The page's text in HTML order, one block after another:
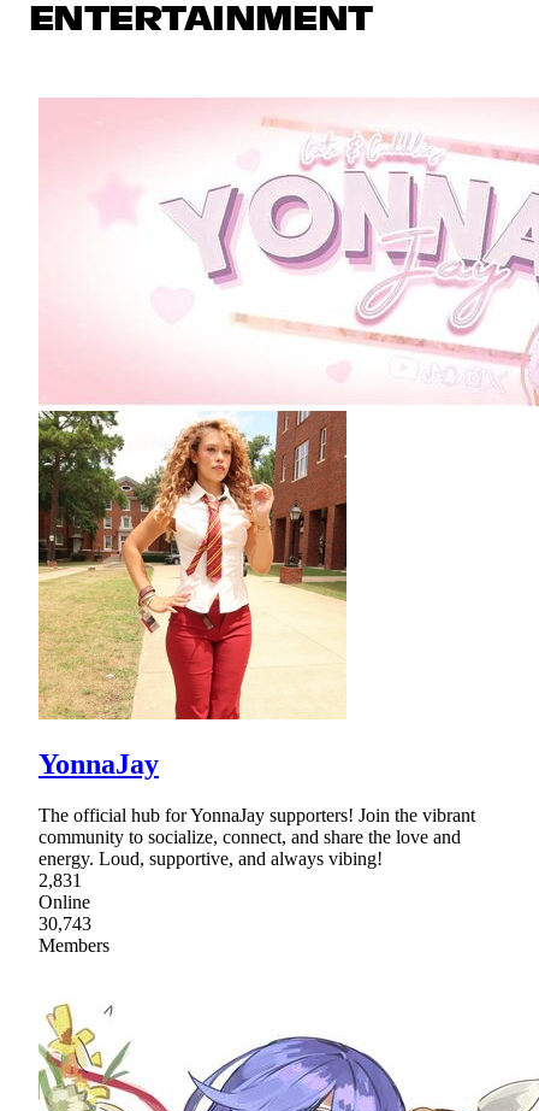
ENTERTAINMENT
YonnaJay
The official hub for YonnaJay supporters! Join the vibrant
community to socialize, connect, and share the love and
energy. Loud, supportive, and always vibing!
2,831
Online
30,743
Members